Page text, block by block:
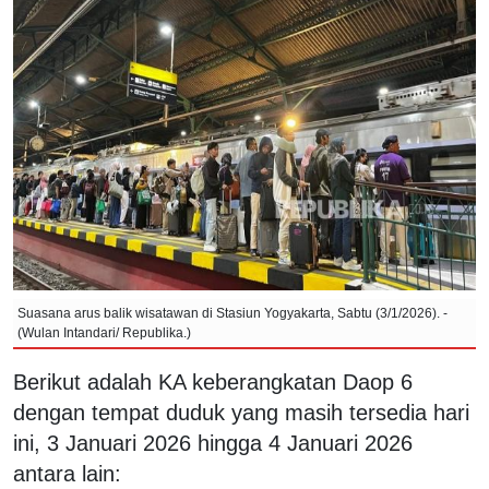
Suasana arus balik wisatawan di Stasiun Yogyakarta, Sabtu (3/1/2026). -
(Wulan Intandari/ Republika.)
Berikut adalah KA keberangkatan Daop 6
dengan tempat duduk yang masih tersedia hari
ini, 3 Januari 2026 hingga 4 Januari 2026
antara lain: